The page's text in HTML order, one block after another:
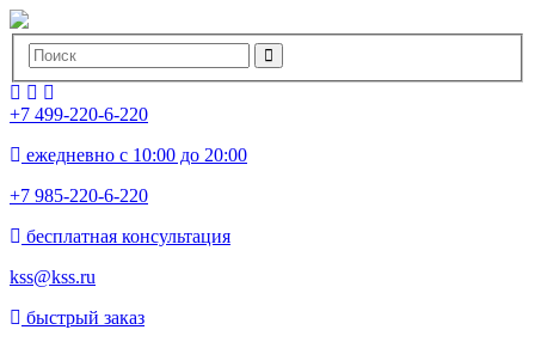
+7 499-220-6-220
ежедневно с 10:00 до 20:00
+7 985-220-6-220
бесплатная консультация
kss@kss.ru
быстрый заказ